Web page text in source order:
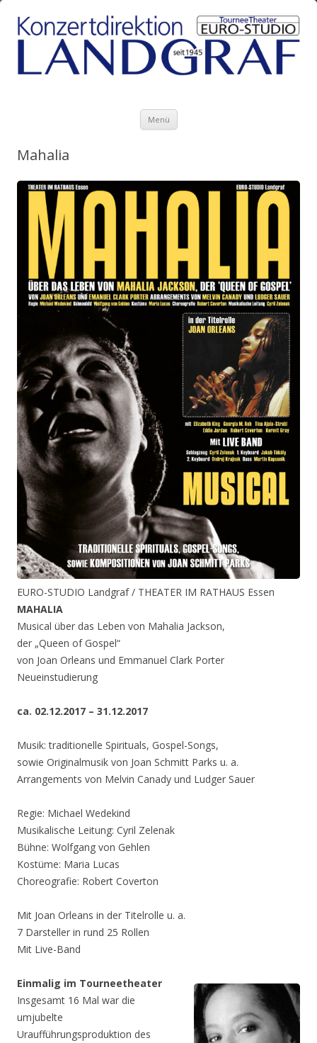
Menü
Mahalia
EURO-STUDIO Landgraf / THEATER IM RATHAUS Essen
MAHALIA
Musical über das Leben von Mahalia Jackson,
der „Queen of Gospel“
von Joan Orleans und Emmanuel Clark Porter
Neueinstudierung
ca. 02.12.2017 – 31.12.2017
Musik: traditionelle Spirituals, Gospel-Songs,
sowie Originalmusik von Joan Schmitt Parks u. a.
Arrangements von Melvin Canady und Ludger Sauer
Regie: Michael Wedekind
Musikalische Leitung: Cyril Zelenak
Bühne: Wolfgang von Gehlen
Kostüme: Maria Lucas
Choreografie: Robert Coverton
Mit Joan Orleans in der Titelrolle u. a.
7 Darsteller in rund 25 Rollen
Mit Live-Band
Einmalig im Tourneetheater
Insgesamt 16 Mal war die
umjubelte
Uraufführungsproduktion des